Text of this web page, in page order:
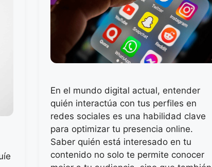
En el mundo digital actual, entender
quién interactúa con tus perfiles en
redes sociales es una habilidad clave
para optimizar tu presencia online.
Saber quién está interesado en tu
contenido no solo te permite conocer